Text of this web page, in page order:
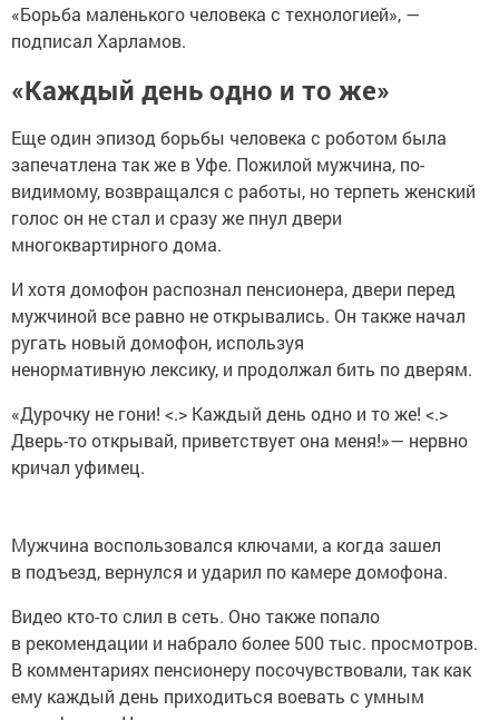
«Борьба маленького человека с технологией», —
подписал Харламов.
«Каждый день одно и то же»
Еще один эпизод борьбы человека с роботом была
запечатлена так же в Уфе. Пожилой мужчина, по-
видимому, возвращался с работы, но терпеть женский
голос он не стал и сразу же пнул двери
многоквартирного дома.
И хотя домофон распознал пенсионера, двери перед
мужчиной все равно не открывались. Он также начал
ругать новый домофон, используя
ненормативную лексику, и продолжал бить по дверям.
«Дурочку не гони! <.> Каждый день одно и то же! <.>
Дверь-то открывай, приветствует она меня!»— нервно
кричал уфимец.
Мужчина воспользовался ключами, а когда зашел
в подъезд, вернулся и ударил по камере домофона.
Видео кто-то слил в сеть. Оно также попало
в рекомендации и набрало более 500 тыс. просмотров.
В комментариях пенсионеру посочувствовали, так как
ему каждый день приходиться воевать с умным